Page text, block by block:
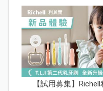
【試用募集】